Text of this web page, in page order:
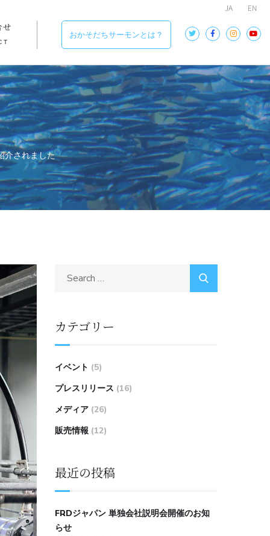
JA EN
おかそだちサーモンとは？
介されました
カテゴリー
イベント (5)
プレスリリース (16)
メディア (26)
販売情報 (12)
最近の投稿
FRDジャパン 単独会社説明会開催のお知
らせ